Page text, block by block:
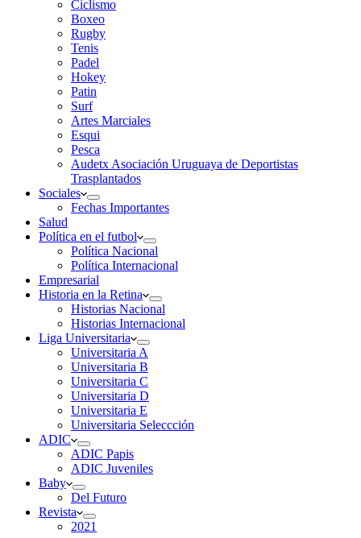
Ciclismo
Boxeo
Rugby
Tenis
Padel
Hokey
Patin
Surf
Artes Marciales
Esqui
Pesca
Audetx Asociación Uruguaya de Deportistas
Trasplantados
Sociales
Fechas Importantes
Salud
Política en el futbol
Política Nacional
Política Internacional
Empresarial
Historia en la Retina
Historias Nacional
Historias Internacional
Liga Universitaria
Universitaria A
Universitaria B
Universitaria C
Universitaria D
Universitaria E
Universitaria Seleccción
ADIC
ADIC Papis
ADIC Juveniles
Baby
Del Futuro
Revista
2021